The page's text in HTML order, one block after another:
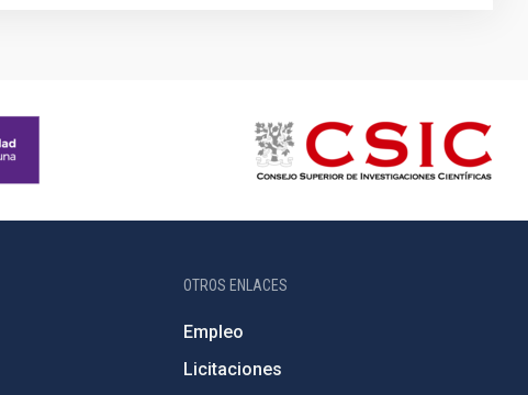
OTROS ENLACES
Empleo
Licitaciones